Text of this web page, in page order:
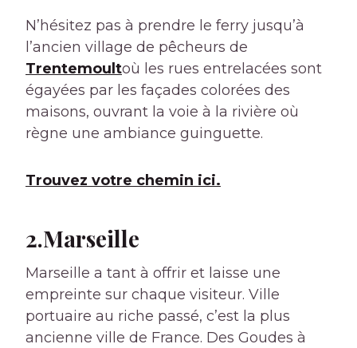
N’hésitez pas à prendre le ferry jusqu’à
l’ancien village de pêcheurs de
Trentemoultoù les rues entrelacées sont
égayées par les façades colorées des
maisons, ouvrant la voie à la rivière où
règne une ambiance guinguette.
Trouvez votre chemin ici.
2.Marseille
Marseille a tant à offrir et laisse une
empreinte sur chaque visiteur. Ville
portuaire au riche passé, c’est la plus
ancienne ville de France. Des Goudes à